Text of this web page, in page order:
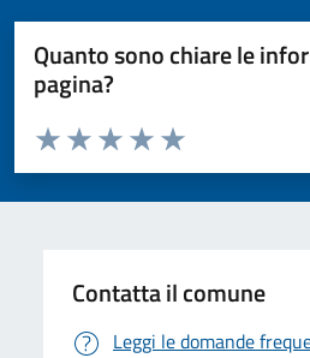
Quanto sono chiare le
pagina?
Valuta da 1 a 5 stelle la pagina
Valuta 5 stelle su
Valuta 4 stelle su 5
Valuta 3 stelle su 5
Valuta 2 stelle su 5
Valuta 1 stelle su 5
Contatta il comune
Leggi le domande